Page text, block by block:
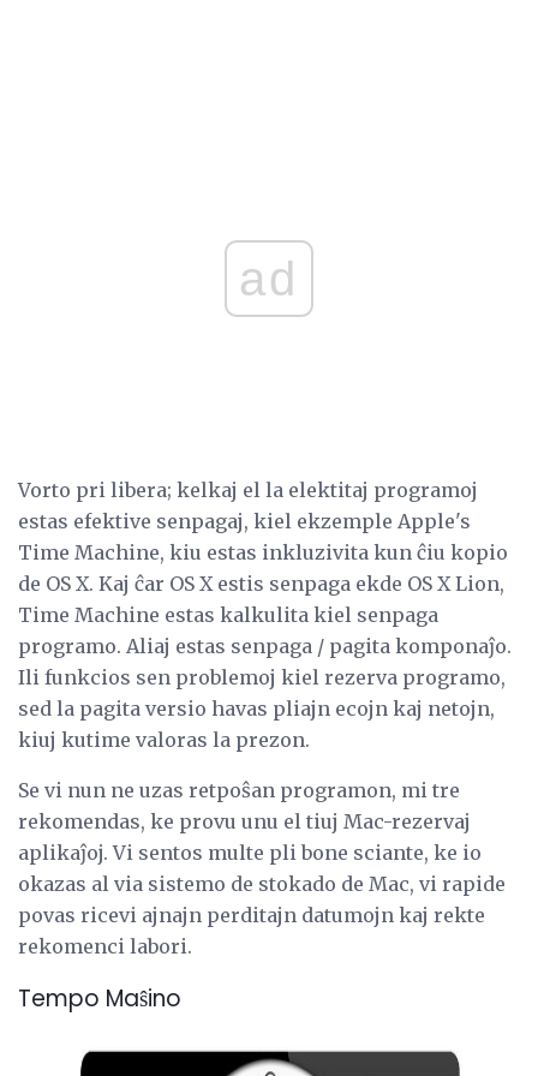
ad
Vorto pri libera; kelkaj el la elektitaj programoj
estas efektive senpagaj, kiel ekzemple Apple's
Time Machine, kiu estas inkluzivita kun ĉiu kopio
de OS X. Kaj ĉar OS X estis senpaga ekde OS X Lion,
Time Machine estas kalkulita kiel senpaga
programo. Aliaj estas senpaga / pagita komponaĵo.
Ili funkcios sen problemoj kiel rezerva programo,
sed la pagita versio havas pliajn ecojn kaj netojn,
kiuj kutime valoras la prezon.
Se vi nun ne uzas retpoŝan programon, mi tre
rekomendas, ke provu unu el tiuj Mac-rezervaj
aplikaĵoj. Vi sentos multe pli bone sciante, ke io
okazas al via sistemo de stokado de Mac, vi rapide
povas ricevi ajnajn perditajn datumojn kaj rekte
rekomenci labori.
Tempo Maŝino